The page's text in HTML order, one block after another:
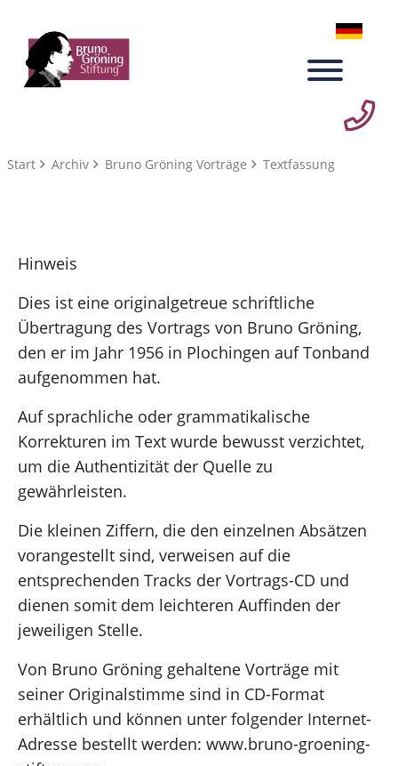
Start Archiv Bruno Gröning Vorträge Textfassung
Hinweis
Dies ist eine originalgetreue schriftliche
Übertragung des Vortrags von Bruno Gröning,
den er im Jahr 1956 in Plochingen auf Tonband
aufgenommen hat.
Auf sprachliche oder grammatikalische
Korrekturen im Text wurde bewusst verzichtet,
um die Authentizität der Quelle zu
gewährleisten.
Die kleinen Ziffern, die den einzelnen Absätzen
vorangestellt sind, verweisen auf die
entsprechenden Tracks der Vortrags-CD und
dienen somit dem leichteren Auffinden der
jeweiligen Stelle.
Von Bruno Gröning gehaltene Vorträge mit
seiner Originalstimme sind in CD-Format
erhältlich und können unter folgender Internet-
Adresse bestellt werden: www.bruno-groening-